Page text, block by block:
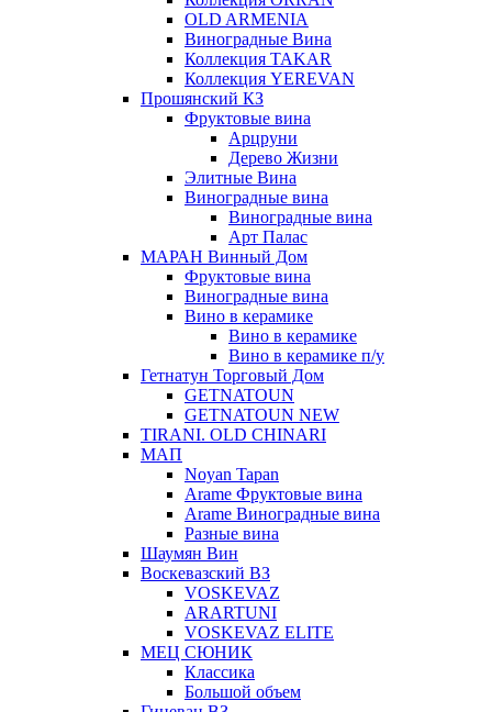
OLD ARMENIA
Виноградные Вина
Коллекция TAKAR
Коллекция YEREVAN
Прошянский КЗ
Фруктовые вина
Арцруни
Дерево Жизни
Элитные Вина
Виноградные вина
Виноградные вина
Арт Палас
МАРАН Винный Дом
Фруктовые вина
Виноградные вина
Вино в керамике
Вино в керамике
Вино в керамике п/у
Гетнатун Торговый Дом
GETNATOUN
GETNATOUN NEW
TIRANI. OLD CHINARI
МАП
Noyan Tapan
Arame Фруктовые вина
Arame Виноградные вина
Разные вина
Шаумян Вин
Воскевазский ВЗ
VOSKEVAZ
ARARTUNI
VOSKEVAZ ELITE
МЕЦ СЮНИК
Классика
Большой объем